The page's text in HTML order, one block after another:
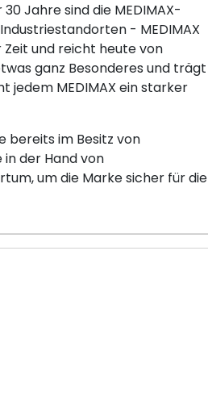
Jahre sind die MEDIMAX-
- MEDIMAX
und reicht heute von
ganz Besonderes und trägt
jedem MEDIMAX ein starker
bereits im Besitz von
der Hand von
um die Marke sicher für die